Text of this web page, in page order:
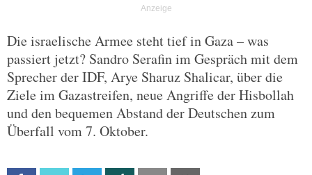
Die israelische Armee steht tief in Gaza – was
passiert jetzt? Sandro Serafin im Gespräch mit dem
Sprecher der IDF, Arye Sharuz Shalicar, über die
Ziele im Gazastreifen, neue Angriffe der Hisbollah
und den bequemen Abstand der Deutschen zum
Überfall vom 7. Oktober.